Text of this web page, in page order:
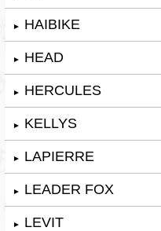
► HAIBIKE
► HEAD
► HERCULES
► KELLYS
► LAPIERRE
► LEADER FOX
► LEVIT